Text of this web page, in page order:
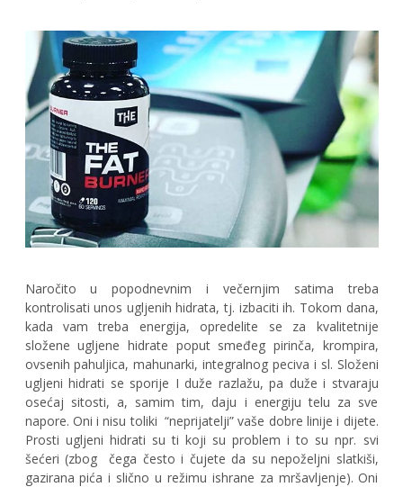
Naročito u popodnevnim i večernjim satima treba
kontrolisati unos ugljenih hidrata, tj. izbaciti ih. Tokom dana,
kada vam treba energija, opredelite se za kvalitetnije
složene ugljene hidrate poput smeđeg pirinča, krompira,
ovsenih pahuljica, mahunarki, integralnog peciva i sl. Složeni
ugljeni hidrati se sporije I duže razlažu, pa duže i stvaraju
osećaj sitosti, a, samim tim, daju i energiju telu za sve
napore. Oni i nisu toliki “neprijatelji” vaše dobre linije i dijete.
Prosti ugljeni hidrati su ti koji su problem i to su npr. svi
šećeri (zbog čega često i čujete da su nepoželjni slatkiši,
gazirana pića i slično u režimu ishrane za mršavljenje). Oni